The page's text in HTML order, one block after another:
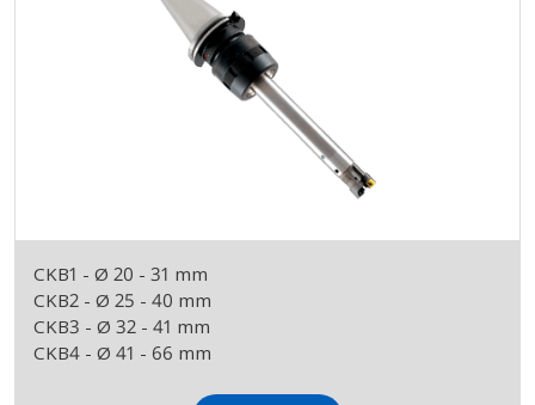
CKB1 - Ø 20 - 31 mm
CKB2 - Ø 25 - 40 mm
CKB3 - Ø 32 - 41 mm
CKB4 - Ø 41 - 66 mm